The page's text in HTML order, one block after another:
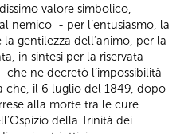
valore simbolico,
nemico - per l’entusiasmo, la
gentilezza dell’animo, per la
in sintesi per la riservata
ne decretò l’impossibilità
che, il 6 luglio del 1849, dopo
alla morte tra le cure
della Trinità dei